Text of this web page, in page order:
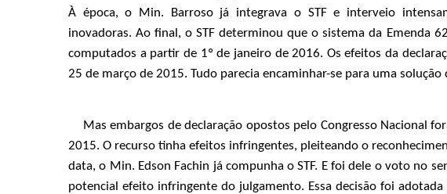
À época, o Min. Barroso já integrava o STF e interveio
inovadoras. Ao final, o STF determinou que o sistema da Emenda
computados a partir de 1º de janeiro de 2016. Os efeitos da
25 de março de 2015. Tudo parecia encaminhar-se para uma solução
Mas embargos de declaração opostos pelo Congresso Nacional
2015. O recurso tinha efeitos infringentes, pleiteando o
data, o Min. Edson Fachin já compunha o STF. E foi dele o voto no
potencial efeito infringente do julgamento. Essa decisão foi